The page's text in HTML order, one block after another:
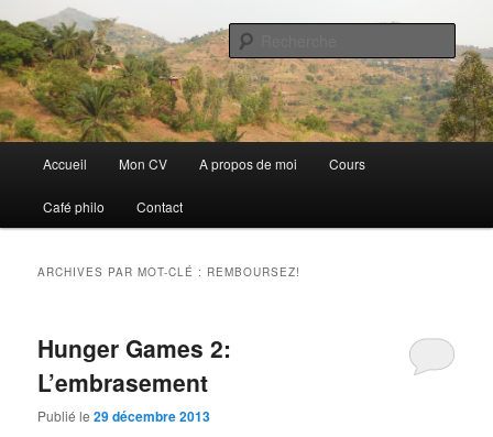
au
contenu
principal
au
contenu
secondaireGuillaume Nicaise
Discovery
principal
Accueil Mon CV A propos de moi Cours
Café philo Contact
ARCHIVES PAR MOT-CLÉ : REMBOURSEZ!
Hunger Games 2:
L’embrasement
Publié le29 décembre 2013